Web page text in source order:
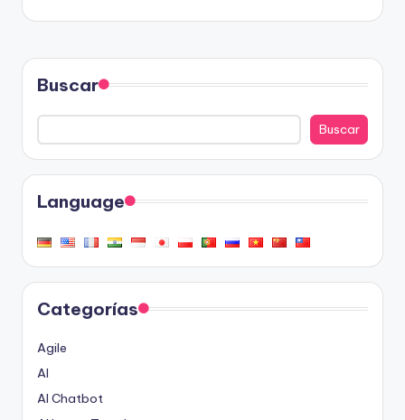
Buscar
Buscar
Language
Categorías
Agile
AI
AI Chatbot